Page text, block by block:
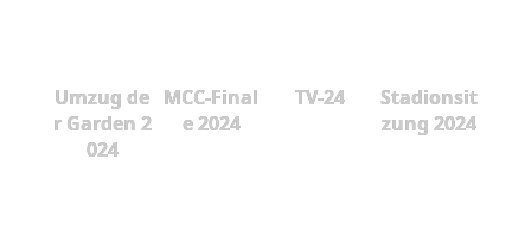
Umzug de
r Garden 2
024
MCC-Final
e 2024
TV-24
Stadionsit
zung 2024